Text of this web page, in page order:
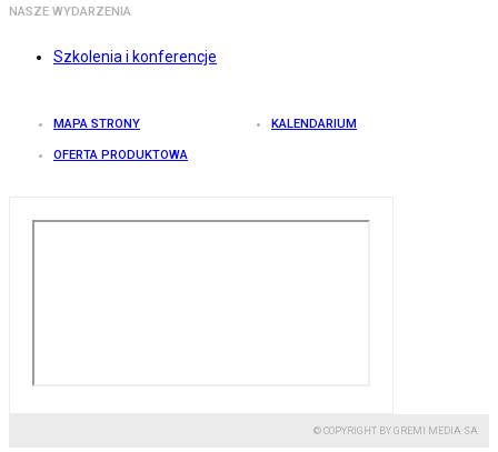
NASZE WYDARZENIA
Szkolenia i konferencje
MAPA STRONY KALENDARIUM
OFERTA PRODUKTOWA
© COPYRIGHT BY GREMI MEDIA SA